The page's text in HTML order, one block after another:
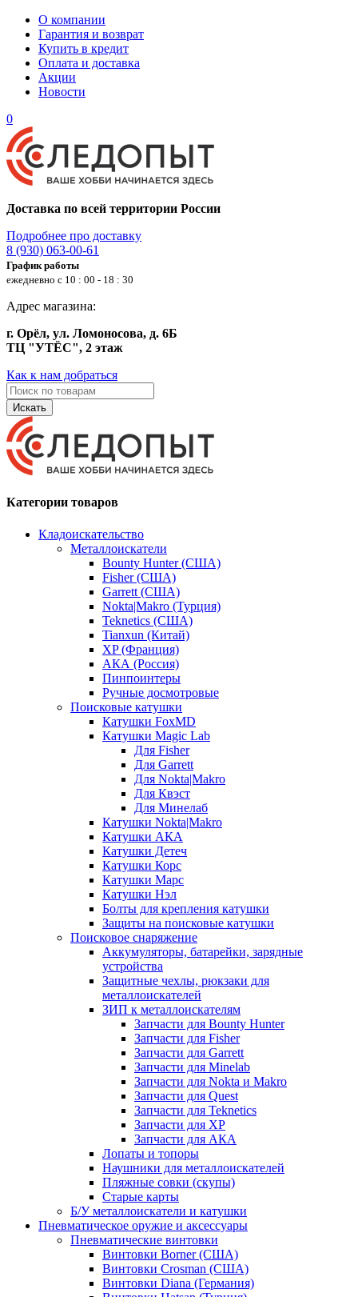
О компании
Гарантия и возврат
Купить в кредит
Оплата и доставка
Акции
Новости
0
Доставка по всей территории России
Подробнее про доставку
8 (930) 063-00-61
График работы
ежедневно с 10 : 00 - 18 : 30
Адрес магазина:
г. Орёл, ул. Ломоносова, д. 6Б
ТЦ "УТЁС", 2 этаж
Как к нам добраться
Искать
Категории товаров
Кладоискательство
Металлоискатели
Bounty Hunter (США)
Fisher (США)
Garrett (США)
Nokta|Makro (Турция)
Teknetics (США)
Tianxun (Китай)
XP (Франция)
АКА (Россия)
Пинпоинтеры
Ручные досмотровые
Поисковые катушки
Катушки FoxMD
Катушки Magic Lab
Для Fisher
Для Garrett
Для Nokta|Makro
Для Квэст
Для Минелаб
Катушки Nokta|Makro
Катушки АКА
Катушки Детеч
Катушки Корс
Катушки Марс
Катушки Нэл
Болты для крепления катушки
Защиты на поисковые катушки
Поисковое снаряжение
Аккумуляторы, батарейки, зарядные
устройства
Защитные чехлы, рюкзаки для
металлоискателей
ЗИП к металлоискателям
Запчасти для Bounty Hunter
Запчасти для Fisher
Запчасти для Garrett
Запчасти для Minelab
Запчасти для Nokta и Makro
Запчасти для Quest
Запчасти для Teknetics
Запчасти для XP
Запчасти для АКА
Лопаты и топоры
Наушники для металлоискателей
Пляжные совки (скупы)
Старые карты
Б/У металлоискатели и катушки
Пневматическое оружие и аксессуары
Пневматические винтовки
Винтовки Borner (США)
Винтовки Crosman (США)
Винтовки Diana (Германия)